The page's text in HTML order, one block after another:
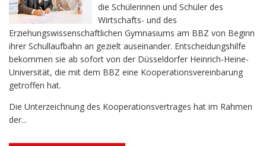
die Schülerinnen und Schüler des
Wirtschafts- und des
Erziehungswissenschaftlichen Gymnasiums am BBZ von Beginn
ihrer Schullaufbahn an gezielt auseinander. Entscheidungshilfe
bekommen sie ab sofort von der Düsseldorfer Heinrich-Heine-
Universität, die mit dem BBZ eine Kooperationsvereinbarung
getroffen hat.
Die Unterzeichnung des Kooperationsvertrages hat im Rahmen
der...